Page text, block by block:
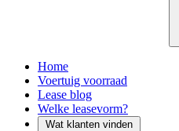
Home
Voertuig voorraad
Lease blog
Welke leasevorm?
Wat klanten vinden